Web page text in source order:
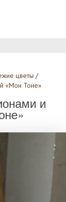
цветы /
«Мон Тоне»
и